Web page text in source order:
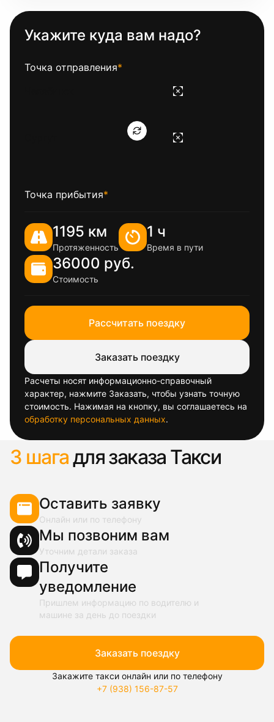
Укажите куда вам надо?
Точка отправления*
Точка прибытия*
1195 км
Протяженность
1 ч
Время в пути
36000 руб.
Стоимость
Рассчитать поездку
Заказать поездку
Расчеты носят информационно-справочный
характер, нажмите Заказать, чтобы узнать точную
стоимость. Нажимая на кнопку, вы соглашаетесь на
обработку персональных данных.
3 шагадля заказа Такси
Оставить заявку
Онлайн или по телефону
Мы позвоним вам
Уточним детали заказа
Получите
уведомление
Пришлем информацию по водителю и
машине за день до поездки
Заказать поездку
Закажите такси онлайн или по телефону
+7 (938) 156-87-57